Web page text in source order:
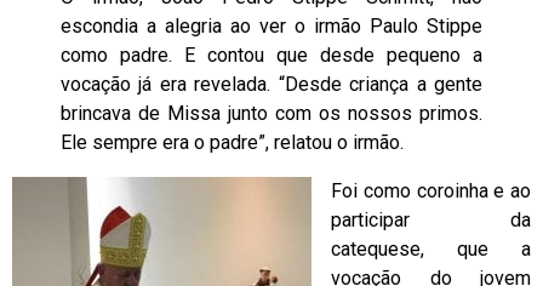
escondia a alegria ao ver o irmão Paulo Stippe
como padre. E contou que desde pequeno a
vocação já era revelada. “Desde criança a gente
brincava de Missa junto com os nossos primos.
Ele sempre era o padre”, relatou o irmão.
Foi como coroinha e ao
participar da
catequese, que a
vocação do jovem